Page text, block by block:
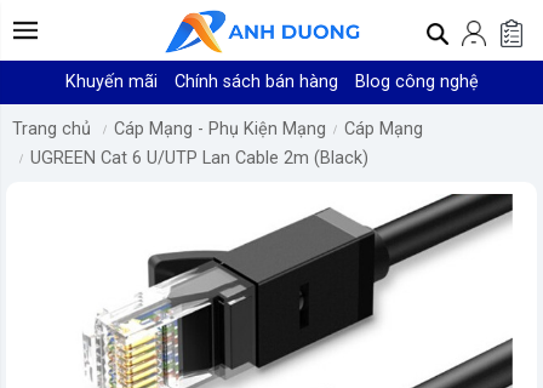
Khuyến mãi Chính sách bán hàng Blog công nghệ
Trang chủ Cáp Mạng - Phụ Kiện Mạng
Cáp Mạng
UGREEN Cat 6 U/UTP Lan Cable 2m (Black)